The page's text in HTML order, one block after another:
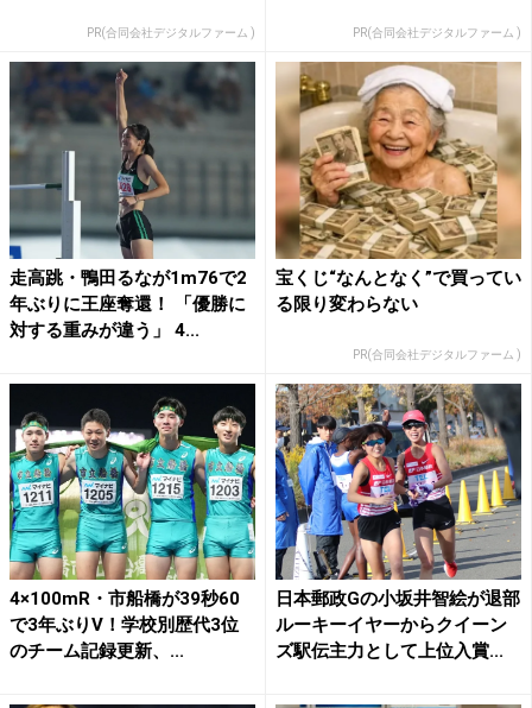
PR(合同会社デジタルファーム ) PR(合同会社デジタルファーム )
走高跳・鴨田るなが1m76で2
年ぶりに王座奪還！ 「優勝に
対する重みが違う」 4...
宝くじ“なんとなく”で買ってい
る限り変わらない
PR(合同会社デジタルファーム )
4×100mR・市船橋が39秒60
で3年ぶりV！学校別歴代3位
のチーム記録更新、...
日本郵政Gの小坂井智絵が退部
ルーキーイヤーからクイーン
ズ駅伝主力として上位入賞...